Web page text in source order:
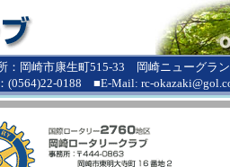
岡崎市康生町515-33 岡崎ニューグラン
0188 ■E-Mail: rc-